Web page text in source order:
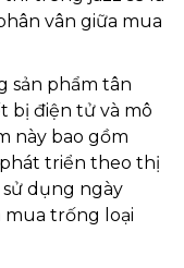
vân giữa mua
sản phẩm tân
bị điện tử và mô
này bao gồm
triển theo thị
dụng ngày
mua trống loại